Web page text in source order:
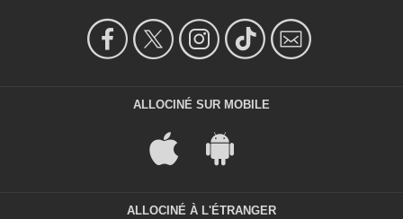
ALLOCINÉ SUR MOBILE
ALLOCINÉ À L'ÉTRANGER